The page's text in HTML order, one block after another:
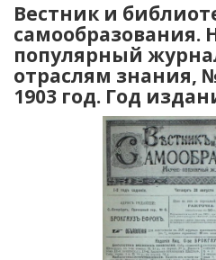
Вестник и
самообразования.
популярный
отраслям знания,
1903 год. Год